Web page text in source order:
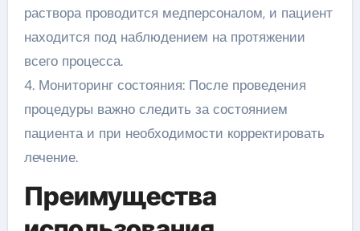
раствора проводится медперсоналом, и пациент
находится под наблюдением на протяжении
всего процесса.
4. Мониторинг состояния: После проведения
процедуры важно следить за состоянием
пациента и при необходимости корректировать
лечение.
Преимущества